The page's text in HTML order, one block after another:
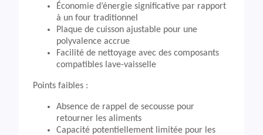
Économie d’énergie significative par rapport
à un four traditionnel
Plaque de cuisson ajustable pour une
polyvalence accrue
Facilité de nettoyage avec des composants
compatibles lave-vaisselle
Points faibles :
Absence de rappel de secousse pour
retourner les aliments
Capacité potentiellement limitée pour les